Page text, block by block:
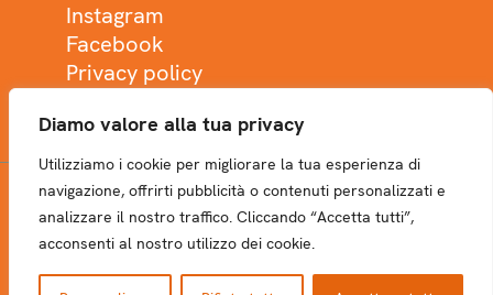
Diamo valore alla tua privacy
Utilizziamo i cookie per migliorare la tua esperienza di
navigazione, offrirti pubblicità o contenuti personalizzati e
analizzare il nostro traffico. Cliccando “Accetta tutti”,
acconsenti al nostro utilizzo dei cookie.
Instagram
Facebook
Privacy policy
NEWSLETTER